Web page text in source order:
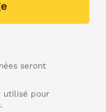
seront
utilisé pour